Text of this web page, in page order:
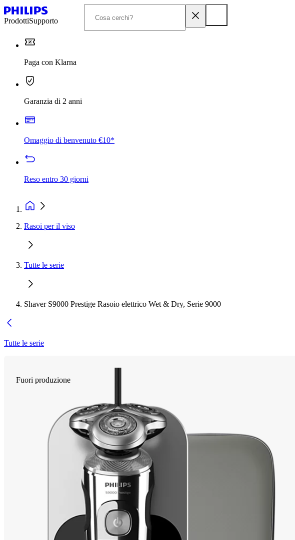
ProdottiSupporto
Paga con Klarna
Garanzia di 2 anni
Omaggio di benvenuto €10*
Reso entro 30 giorni
Rasoi per il viso
Tutte le serie
Shaver S9000 Prestige Rasoio elettrico Wet & Dry, Serie 9000
Tutte le serie
Fuori produzione